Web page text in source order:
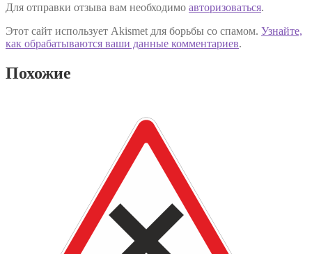
Для отправки отзыва вам необходимо авторизоваться.
Этот сайт использует Akismet для борьбы со спамом. Узнайте,
как обрабатываются ваши данные комментариев.
Похожие